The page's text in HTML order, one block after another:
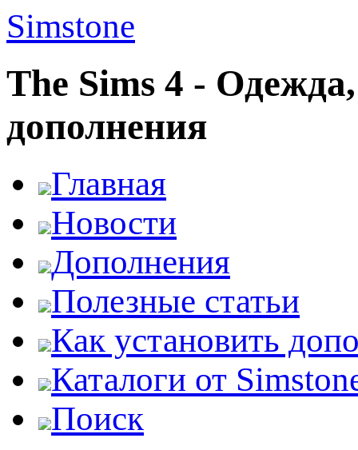
Simstone
The Sims 4 -
дополнения
Главная
Новости
Дополнения
Полезные статьи
Как установить
Каталоги от
Поиск